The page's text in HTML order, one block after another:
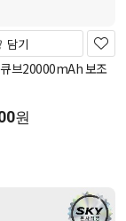
담기
브20000mAh 보조
원